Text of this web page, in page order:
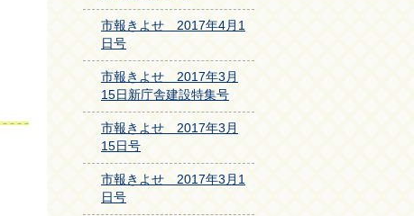
市報きよせ 2017年4月1
日号
市報きよせ 2017年3月
15日新庁舎建設特集号
市報きよせ 2017年3月
15日号
市報きよせ 2017年3月1
日号